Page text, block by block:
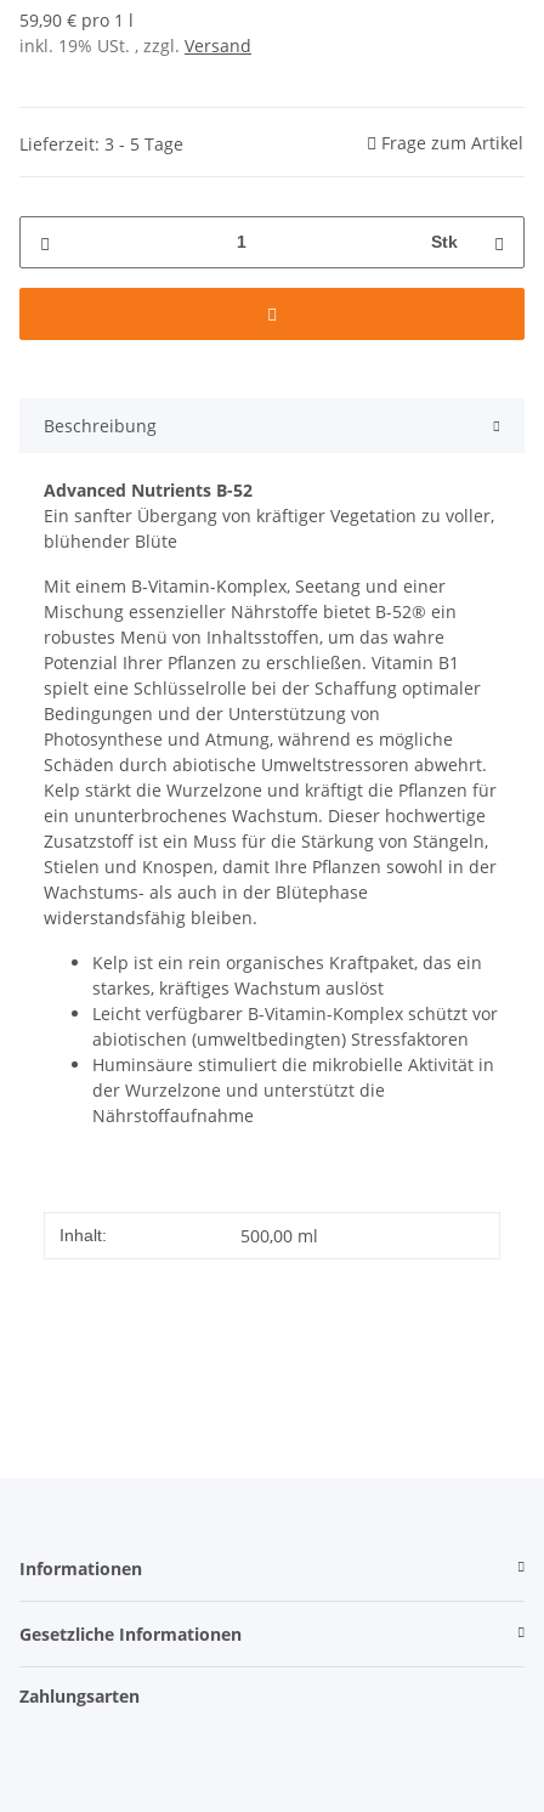
59,90 € pro 1 l
inkl. 19% USt. , zzgl. Versand
Lieferzeit: 3 - 5 Tage Frage zum Artikel
Stk
Beschreibung
Advanced Nutrients B-52
Ein sanfter Übergang von kräftiger Vegetation zu voller,
blühender Blüte
Mit einem B-Vitamin-Komplex, Seetang und einer
Mischung essenzieller Nährstoffe bietet B-52® ein
robustes Menü von Inhaltsstoffen, um das wahre
Potenzial Ihrer Pflanzen zu erschließen. Vitamin B1
spielt eine Schlüsselrolle bei der Schaffung optimaler
Bedingungen und der Unterstützung von
Photosynthese und Atmung, während es mögliche
Schäden durch abiotische Umweltstressoren abwehrt.
Kelp stärkt die Wurzelzone und kräftigt die Pflanzen für
ein ununterbrochenes Wachstum. Dieser hochwertige
Zusatzstoff ist ein Muss für die Stärkung von Stängeln,
Stielen und Knospen, damit Ihre Pflanzen sowohl in der
Wachstums- als auch in der Blütephase
widerstandsfähig bleiben.
Kelp ist ein rein organisches Kraftpaket, das ein
starkes, kräftiges Wachstum auslöst
Leicht verfügbarer B-Vitamin-Komplex schützt vor
abiotischen (umweltbedingten) Stressfaktoren
Huminsäure stimuliert die mikrobielle Aktivität in
der Wurzelzone und unterstützt die
Nährstoffaufnahme
Inhalt: 500,00 ml
Informationen
Gesetzliche Informationen
Zahlungsarten